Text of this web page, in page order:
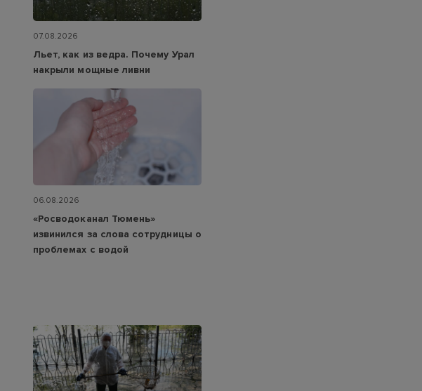
07.08.2026
Льет, как из ведра. Почему Урал
накрыли мощные ливни
06.08.2026
«Росводоканал Тюмень»
извинился за слова сотрудницы о
проблемах с водой